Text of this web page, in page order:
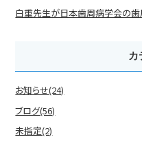
白重先生が日本歯周病学会の歯
カ
お知らせ(24)
ブログ(56)
未指定(2)